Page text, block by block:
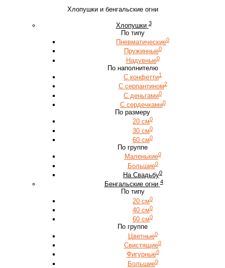
Хлопушки и бенгальские огни
Хлопушки 3
По типу
Пневматические0
Пружинные0
Надувные0
По наполнителю
С конфетти1
С серпантином2
С деньгами0
С сердечками0
По размеру
20 см0
30 см0
60 см0
По группе
Маленькие0
Большие0
На Свадьбу0
Бенгальские огни 4
По типу
20 см0
40 см0
60 см0
По группе
Цветные0
Свистящие0
Фигурные0
Большие0